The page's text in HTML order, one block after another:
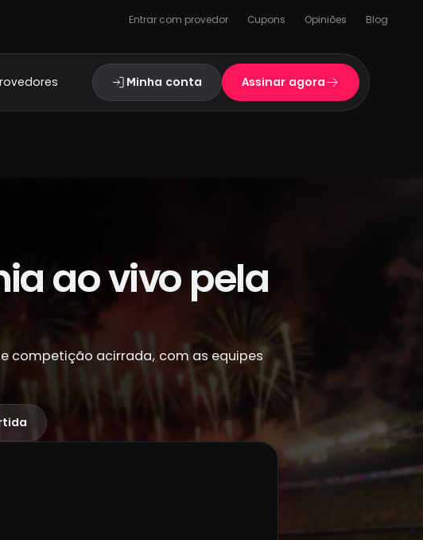
Entrar com provedor Cupons Opiniões Blog
Minha conta Assinar agora
ao vivo pela
competição acirrada, com as equipes